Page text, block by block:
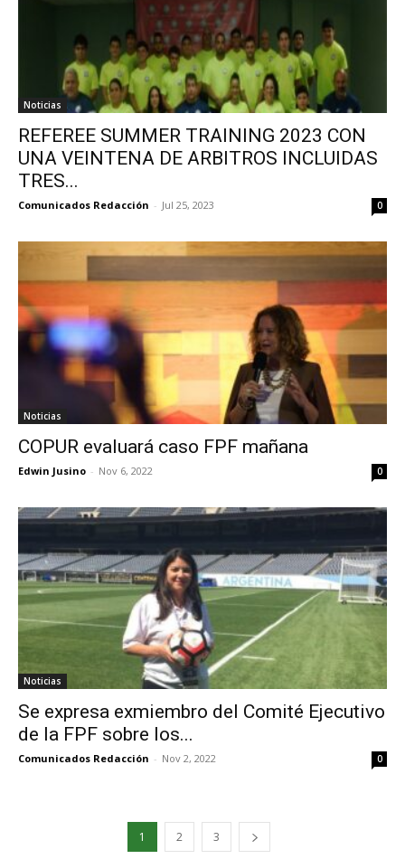
Noticias
REFEREE SUMMER TRAINING 2023 CON
UNA VEINTENA DE ARBITROS INCLUIDAS
TRES...
Comunicados Redacción - Jul 25, 2023 0
Noticias
COPUR evaluará caso FPF mañana
Edwin Jusino - Nov 6, 2022 0
Noticias
Se expresa exmiembro del Comité Ejecutivo
de la FPF sobre los...
Comunicados Redacción - Nov 2, 2022 0
1 2 3